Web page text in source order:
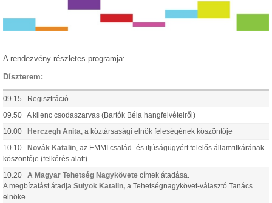
A rendezvény részletes programja:
Díszterem:
09.15 Regisztráció
09.50 A kilenc csodaszarvas (Bartók Béla hangfelvételről)
10.00 Herczegh Anita , a köztársasági elnök feleségének köszöntője
10.10 Novák Katalin , az EMMI család- és ifjúságügyért felelős államtitkárának
köszöntője (felkérés alatt)
10.20 A Magyar Tehetség Nagykövete címek átadása.
A megbízatást átadja Sulyok Katalin, a Tehetségnagykövet-választó Tanács
elnöke.